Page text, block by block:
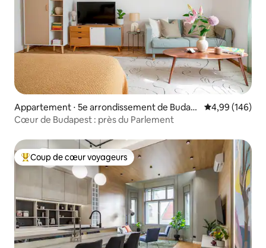
Appartement ⋅ 5e arrondissement de Budap
est
Évaluation
4,99 (146)
Cœur de Budapest : près du Parlement
Coups de cœur voyageurs les plus appréciés
Coup de cœur voyageurs